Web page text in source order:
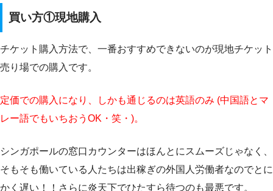
買い方①現地購入
チケット購入方法で、一番おすすめできないのが現地チケット
売り場での購入です。
定価での購入になり、しかも通じるのは英語のみ (中国語とマ
レー語でもいちおうOK・笑・)。
シンガポールの窓口カウンターはほんとにスムーズじゃなく、
そもそも働いている人たちは出稼ぎの外国人労働者なのでとに
かく遅い！！さらに炎天下でひたすら待つのも最悪です。